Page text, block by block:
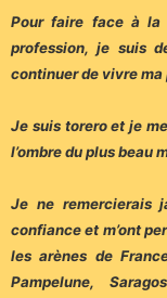
Pour faire face à la
profession, je suis
continuer de vivre ma
Je suis torero et je
l’ombre du plus beau
Je ne remercierais
confiance et m’ont
les arènes de
Pampelune,